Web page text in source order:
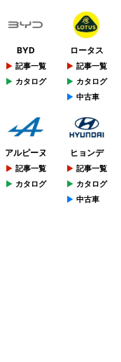
BYD
記事一覧
カタログ
ロータス
記事一覧
カタログ
中古車
アルピーヌ
記事一覧
カタログ
ヒョンデ
記事一覧
カタログ
中古車